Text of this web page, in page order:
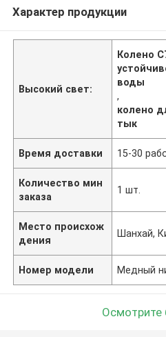
Характер продукции
Высокий свет:
Колено
воды
,
колено
тык
Время доставки 15-30
Количество мин
заказа
1 шт.
Место происхож
дения
Шанхай,
Номер модели Медный